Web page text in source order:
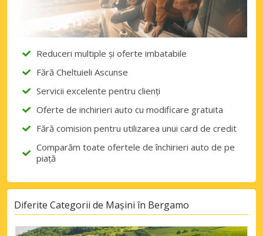
Reduceri multiple și oferte imbatabile
Fără Cheltuieli Ascunse
Servicii excelente pentru clienți
Oferte de inchirieri auto cu modificare gratuita
Fără comision pentru utilizarea unui card de credit
Comparăm toate ofertele de închirieri auto de pe
piață
Diferite Categorii de Mașini în Bergamo